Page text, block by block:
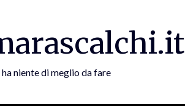
niente di meglio da fare